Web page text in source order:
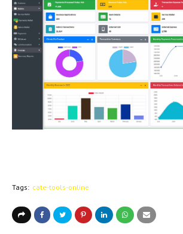
Tags: cate-tools-online